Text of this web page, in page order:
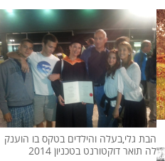
הבת גלי,בעלה והילדים בטקס בו הוענק
לה תואר דוקטורנט בטכניון 2014